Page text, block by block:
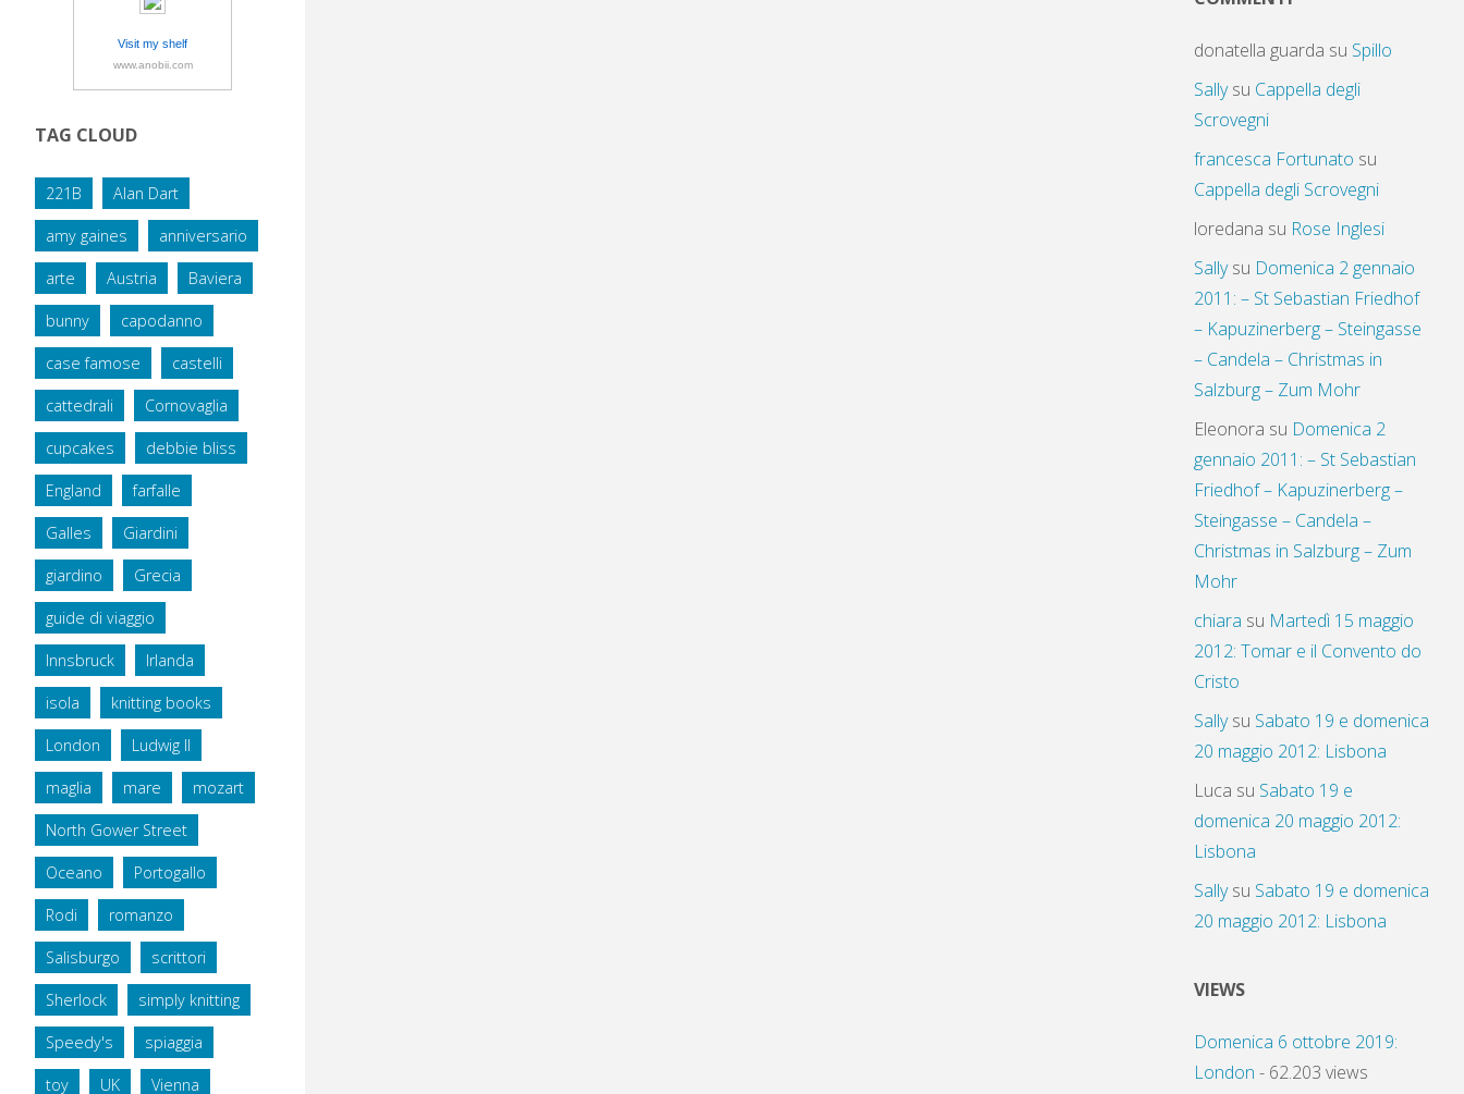
Visit my shelf
www.anobii.com
TAG CLOUD
221B Alan Dart
amy gaines anniversario
arte Austria Baviera
bunny capodanno
case famose castelli
cattedrali Cornovaglia
cupcakes debbie bliss
England farfalle
Galles Giardini
giardino Grecia
guide di viaggio
Innsbruck Irlanda
isola knitting books
London Ludwig II
maglia mare mozart
North Gower Street
Oceano Portogallo
Rodi romanzo
Salisburgo scrittori
Sherlock simply knitting
Speedy's spiaggia
toy UK Vienna
donatella guarda su Spillo
Sallysu Cappella degli
Scrovegni
francesca Fortunato su
Cappella degli Scrovegni
loredana su Rose Inglesi
Sallysu Domenica 2 gennaio
2011: – St Sebastian Friedhof
– Kapuzinerberg – Steingasse
– Candela – Christmas in
Salzburg – Zum Mohr
Eleonora su Domenica 2
gennaio 2011: – St Sebastian
Friedhof – Kapuzinerberg –
Steingasse – Candela –
Christmas in Salzburg – Zum
Mohr
chiara su Martedì 15 maggio
2012: Tomar e il Convento do
Cristo
Sallysu Sabato 19 e domenica
20 maggio 2012: Lisbona
Luca su Sabato 19 e
domenica 20 maggio 2012:
Lisbona
Sallysu Sabato 19 e domenica
20 maggio 2012: Lisbona
VIEWS
Domenica 6 ottobre 2019:
London - 62.203 views